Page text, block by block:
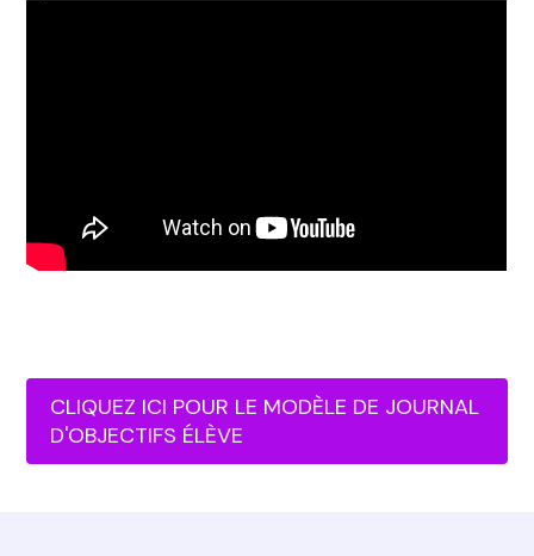
CLIQUEZ ICI POUR LE MODÈLE DE JOURNAL
D'OBJECTIFS ÉLÈVE